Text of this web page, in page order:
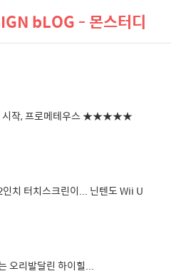
bLOG - 몬스터디
시작, 프로메테우스 ★★★★★
치 터치스크린이... 닌텐도 Wii U
오리발달린 하이힐...